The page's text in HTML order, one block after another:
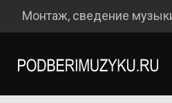
Монтаж, сведение